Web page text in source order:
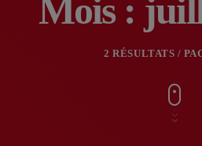
Mois :
2 RÉSULTATS /